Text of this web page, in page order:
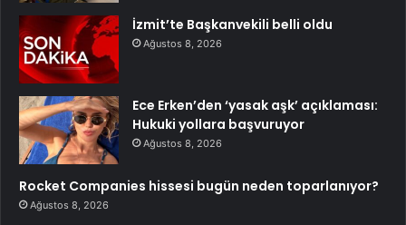
İzmit’te Başkanvekili belli oldu
Ağustos 8, 2026
Ece Erken’den ‘yasak aşk’ açıklaması:
Hukuki yollara başvuruyor
Ağustos 8, 2026
Rocket Companies hissesi bugün neden toparlanıyor?
Ağustos 8, 2026